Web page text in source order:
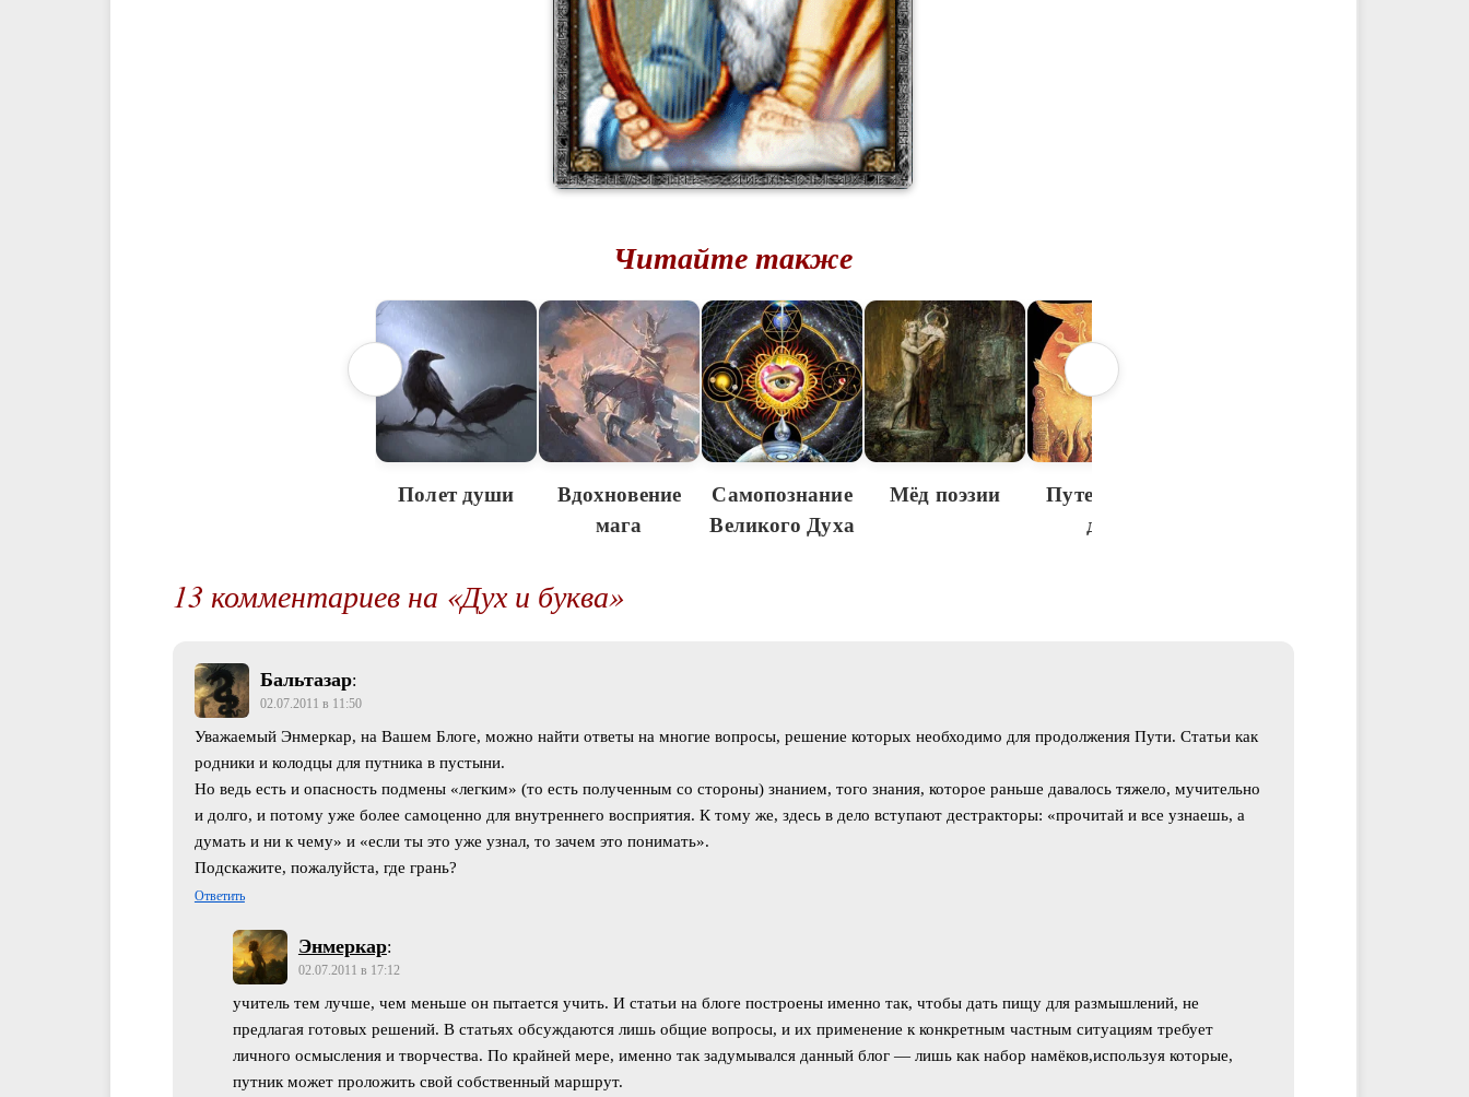
Читайте также
Полет души
Вдохновение
мага
Самопознание
Великого Духа
Мёд поэзии
Путешествие
духа
13 комментариев на «Дух и буква»
Бальтазар:
02.07.2011 в 11:50
Уважаемый Энмеркар, на Вашем Блоге, можно найти ответы на многие вопросы, решение которых необходимо для продолжения Пути. Статьи как
родники и колодцы для путника в пустыни.
Но ведь есть и опасность подмены «легким» (то есть полученным со стороны) знанием, того знания, которое раньше давалось тяжело, мучительно
и долго, и потому уже более самоценно для внутреннего восприятия. К тому же, здесь в дело вступают дестракторы: «прочитай и все узнаешь, а
думать и ни к чему» и «если ты это уже узнал, то зачем это понимать».
Подскажите, пожалуйста, где грань?
Ответить
Энмеркар:
02.07.2011 в 17:12
учитель тем лучше, чем меньше он пытается учить. И статьи на блоге построены именно так, чтобы дать пищу для размышлений, не
предлагая готовых решений. В статьях обсуждаются лишь общие вопросы, и их применение к конкретным частным ситуациям требует
личного осмысления и творчества. По крайней мере, именно так задумывался данный блог — лишь как набор намёков,используя которые,
путник может проложить свой собственный маршрут.